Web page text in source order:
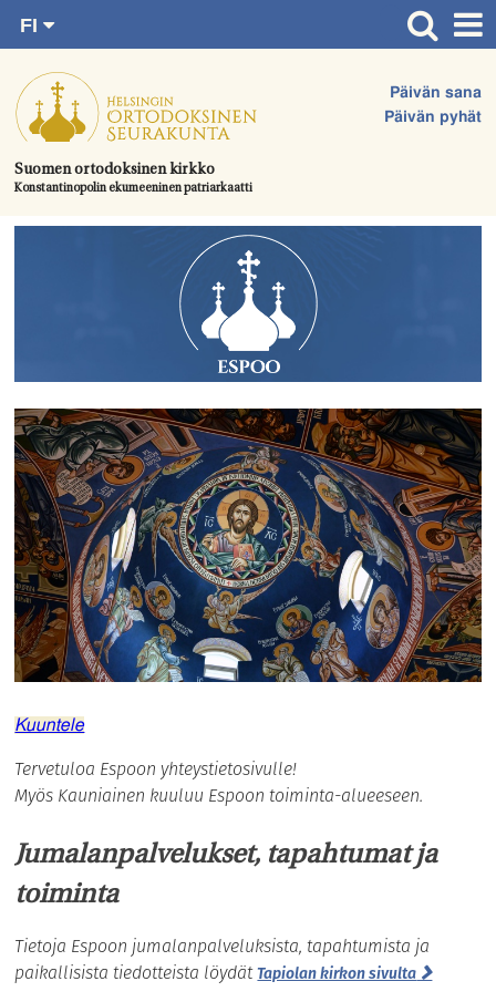
suoraan
sisältöön.
Suomen ortodoksinen kirkko
Konstantinopolin ekumeeninen patriarkaatti
Päivän sana
Päivän pyhät
FI
SV
EN
UA
Etusivu
Ajankohtaista
Juhlat & toimitukset
Yhteystiedot
Kuuntele
Tervetuloa Espoon yhteystietosivulle!
Myös Kauniainen kuuluu Espoon toiminta-alueeseen.
Jumalanpalvelukset, tapahtumat ja
toiminta
Tietoja Espoon jumalanpalveluksista, tapahtumista ja
paikallisista tiedotteista löydätTapiolan kirkon sivulta